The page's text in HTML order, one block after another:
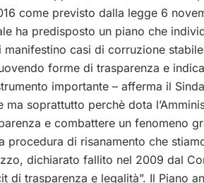
come previsto dalla legge 6
ha predisposto un piano che
casi di corruzione
forme di trasparenza e
importante – afferma il
soprattutto perchè dota
e combattere un fenomeno
procedura di risanamento che
dichiarato fallito nel 2009 dal
di trasparenza e legalità”. Il Piano